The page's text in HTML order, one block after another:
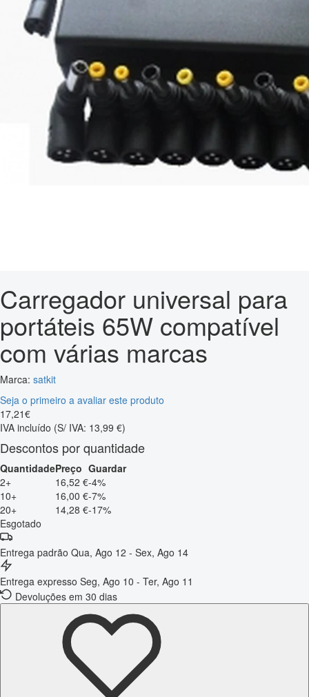
Carregador universal para
portáteis 65W compatível
com várias marcas
Marca: satkit
Seja o primeiro a avaliar este produto
17,21€
IVA incluído (S/ IVA: 13,99 €)
Descontos por quantidade
QuantidadePreço Guardar
2+
16,52 €-4%
10+
16,00 €-7%
20+
14,28 €-17%
Esgotado
Entrega padrão Qua, Ago 12 - Sex, Ago 14
Entrega expresso Seg, Ago 10 - Ter, Ago 11
Devoluções em 30 dias